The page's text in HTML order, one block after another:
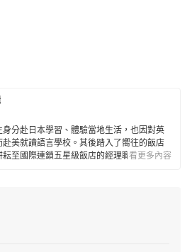
身分赴日本學習、體驗當地生活，也因對英
赴美就讀語言學校。其後踏入了嚮往的飯店
耘至國際連鎖五星級飯店的經理職，因此對
看更多內容